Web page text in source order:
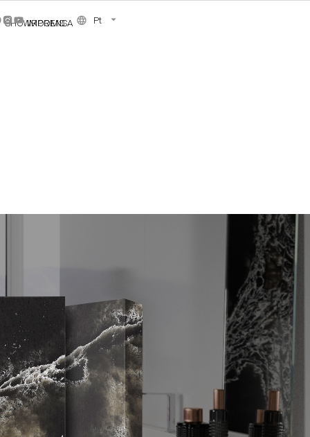
IMPRENSA Pt
SHOWROOMS